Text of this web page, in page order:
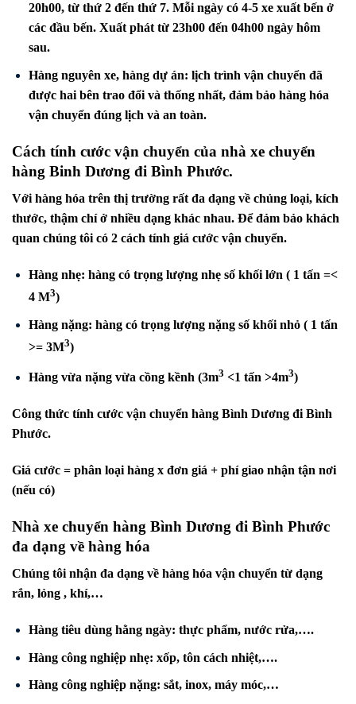
20h00, từ thứ 2 đến thứ 7. Mỗi ngày có 4-5 xe xuất bến ở
các đầu bến. Xuất phát từ 23h00 đến 04h00 ngày hôm
sau.
Hàng nguyên xe, hàng dự án: lịch trình vận chuyển đã
được hai bên trao đổi và thống nhất, đảm bảo hàng hóa
vận chuyển đúng lịch và an toàn.
Cách tính cước vận chuyển của nhà xe chuyển
hàng Binh Dương đi Bình Phước.
Với hàng hóa trên thị trường rất đa dạng về chủng loại, kích
thước, thậm chí ở nhiều dạng khác nhau. Để đảm bảo khách
quan chúng tôi có 2 cách tính giá cước vận chuyển.
Hàng nhẹ: hàng có trọng lượng nhẹ số khối lớn ( 1 tấn =<
4 M3)
Hàng nặng: hàng có trọng lượng nặng số khối nhỏ ( 1 tấn
>= 3M3)
Hàng vừa nặng vừa cồng kềnh (3m3 <1 tấn >4m3)
Công thức tính cước vận chuyển hàng Bình Dương đi Bình
Phước.
Giá cước = phân loại hàng x đơn giá + phí giao nhận tận nơi
(nếu có)
Nhà xe chuyển hàng Bình Dương đi Bình Phước
đa dạng về hàng hóa
Chúng tôi nhận đa dạng về hàng hóa vận chuyển từ dạng
rắn, lỏng , khí,…
Hàng tiêu dùng hằng ngày: thực phẩm, nước rửa,….
Hàng công nghiệp nhẹ: xốp, tôn cách nhiệt,….
Hàng công nghiệp nặng: sắt, inox, máy móc,…